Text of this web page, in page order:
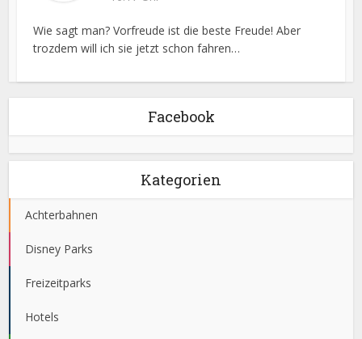
Wie sagt man? Vorfreude ist die beste Freude! Aber
trozdem will ich sie jetzt schon fahren…
Facebook
Kategorien
Achterbahnen
Disney Parks
Freizeitparks
Hotels